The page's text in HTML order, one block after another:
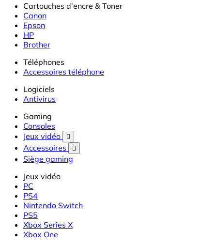
Cartouches d'encre & Toner
Canon
Epson
HP
Brother
Téléphones
Accessoires téléphone
Logiciels
Antivirus
Gaming
Consoles
Jeux vidéo

Accessoires 
Siège gaming
Jeux vidéo
PC
PS4
Nintendo Switch
PS5
Xbox Series X
Xbox One